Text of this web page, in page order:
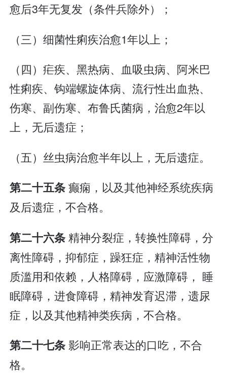
愈后3年无复发（条件兵除外）；
（三）细菌性痢疾治愈1年以上；
（四）疟疾、黑热病、血吸虫病、阿米巴
性痢疾、钩端螺旋体病、流行性出血热、
伤寒、副伤寒、布鲁氏菌病，治愈2年以
上，无后遗症；
（五）丝虫病治愈半年以上，无后遗症。
第二十五条癫痫，以及其他神经系统疾病
及后遗症，不合格。
第二十六条精神分裂症，转换性障碍，分
离性障碍，抑郁症，躁狂症，精神活性物
质滥用和依赖，人格障碍，应激障碍， 睡
眠障碍，进食障碍，精神发育迟滞，遗尿
症，以及其他精神类疾病，不合格。
第二十七条影响正常表达的口吃，不合
格。